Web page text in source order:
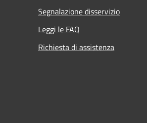
Segnalazione disservizio
Leggi le FAQ
Richiesta di assistenza